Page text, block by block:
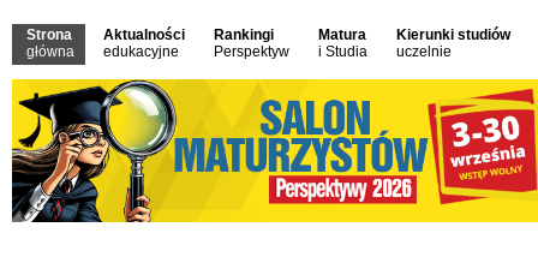
Strona
główna
Aktualności
edukacyjne
Rankingi
Perspektyw
Matura
i Studia
Kierunki studiów
uczelnie